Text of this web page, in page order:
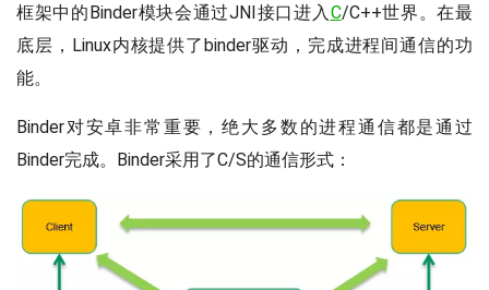
框架中的Binder模块会通过JNI接口进入C/C++世界。在最
底层，Linux内核提供了binder驱动，完成进程间通信的功
能。
Binder对安卓非常重要，绝大多数的进程通信都是通过
Binder完成。Binder采用了C/S的通信形式：